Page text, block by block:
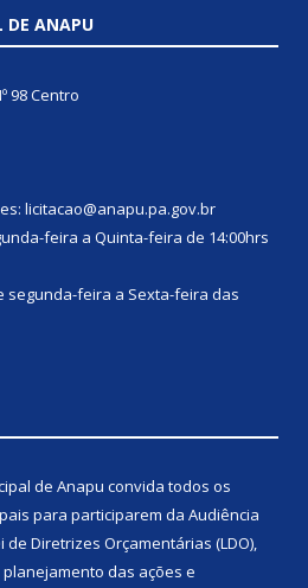
DE ANAPU
98 Centro
licitacao@anapu.pa.gov.br
feira a Quinta-feira de 14:00hrs
segunda-feira a Sexta-feira das
de Anapu convida todos os
para participarem da Audiência
Diretrizes Orçamentárias (LDO),
das ações e